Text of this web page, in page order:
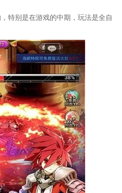
特别是在游戏的中期，玩法是全自